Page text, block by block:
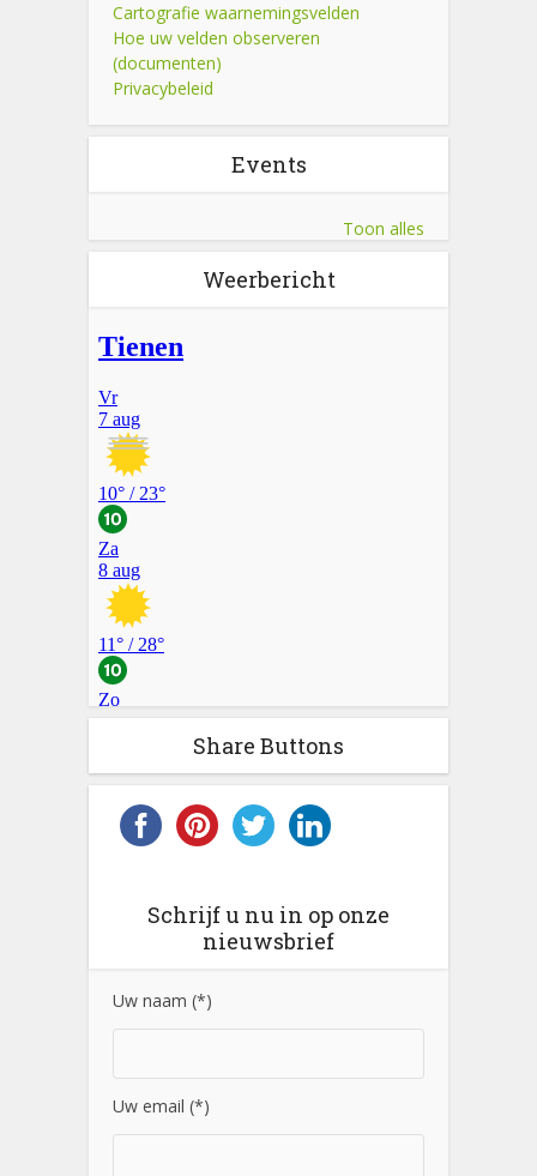
Cartografie waarnemingsvelden
Hoe uw velden observeren
(documenten)
Privacybeleid
Events
Toon alles
Weerbericht
Share Buttons
Schrijf u nu in op onze
nieuwsbrief
Uw naam (*)
Uw email (*)